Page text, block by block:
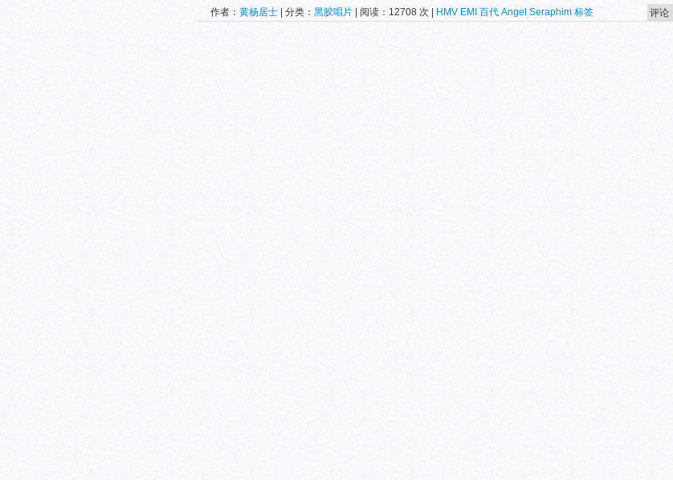
作者： 黄杨居士 | 分类： 黑胶唱片 | 阅读：12708 次 | HMV EMI 百代 Angel Seraphim 标签 评论